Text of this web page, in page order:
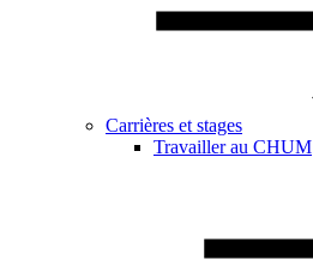
Carrières et stages
Travailler au CHUM